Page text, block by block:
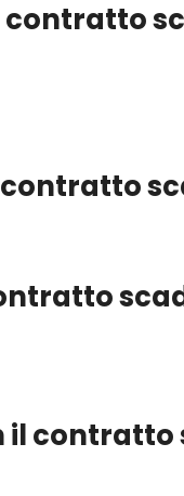
contratto
il contratto